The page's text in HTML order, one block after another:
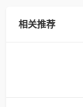
相关推荐